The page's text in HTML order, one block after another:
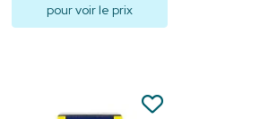
pour voir le prix